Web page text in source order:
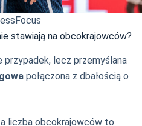
stawiają na obcokrajowców?
lecz przemyślana
połączona z dbałością o
liczba obcokrajowców to